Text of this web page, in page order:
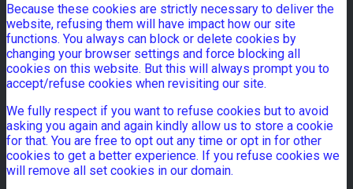
Because these cookies are strictly necessary to deliver the
website, refusing them will have impact how our site
functions. You always can block or delete cookies by
changing your browser settings and force blocking all
cookies on this website. But this will always prompt you to
accept/refuse cookies when revisiting our site.
We fully respect if you want to refuse cookies but to avoid
asking you again and again kindly allow us to store a cookie
for that. You are free to opt out any time or opt in for other
cookies to get a better experience. If you refuse cookies we
will remove all set cookies in our domain.